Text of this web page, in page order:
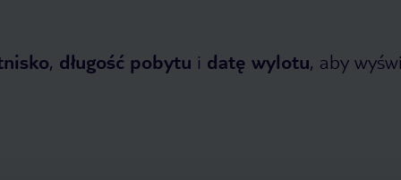
, długość pobytu i datę wylotu, aby